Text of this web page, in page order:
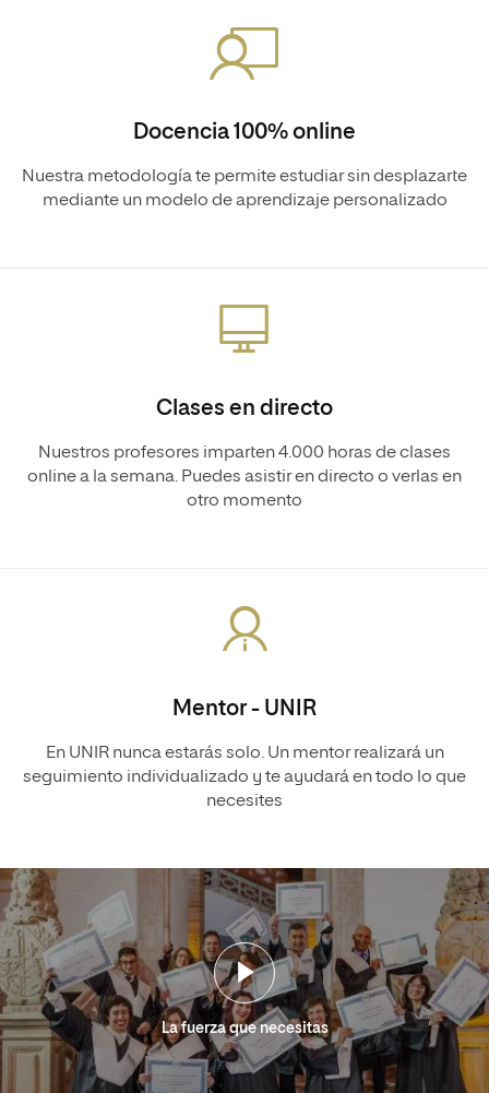
Docencia 100% online
Nuestra metodología te permite estudiar sin desplazarte
mediante un modelo de aprendizaje personalizado
Clases en directo
Nuestros profesores imparten 4.000 horas de clases
online a la semana. Puedes asistir en directo o verlas en
otro momento
Mentor - UNIR
En UNIR nunca estarás solo. Un mentor realizará un
seguimiento individualizado y te ayudará en todo lo que
necesites
La fuerza que necesitas